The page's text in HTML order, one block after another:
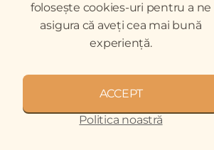
Abonații revistelor
newsletter dedicat cu
relevante pentru practica
folosește cookies-uri pentru a ne
asigura că aveți cea mai bună
experiență.
ACCEPT
Politica noastră